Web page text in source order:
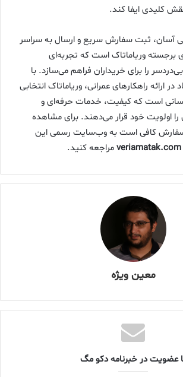
کلیدی ایفا کند.
آسان، ثبت سفارش سریع و ارسال به سراسر
برجسته وریاماتاک است که تجربه‌ای
را برای خریداران فراهم می‌سازد. با
در ارائه راهکارهای عمرانی، وریاماتاک انتخابی
است که کیفیت، خدمات حرفه‌ای و
اولویت خود قرار می‌دهند. برای مشاهده
کافی است به وب‌سایت رسمی این
veriamatak.comمراجعه کنید.
معین ویژه
عضویت در خبرنامه دکو مگ